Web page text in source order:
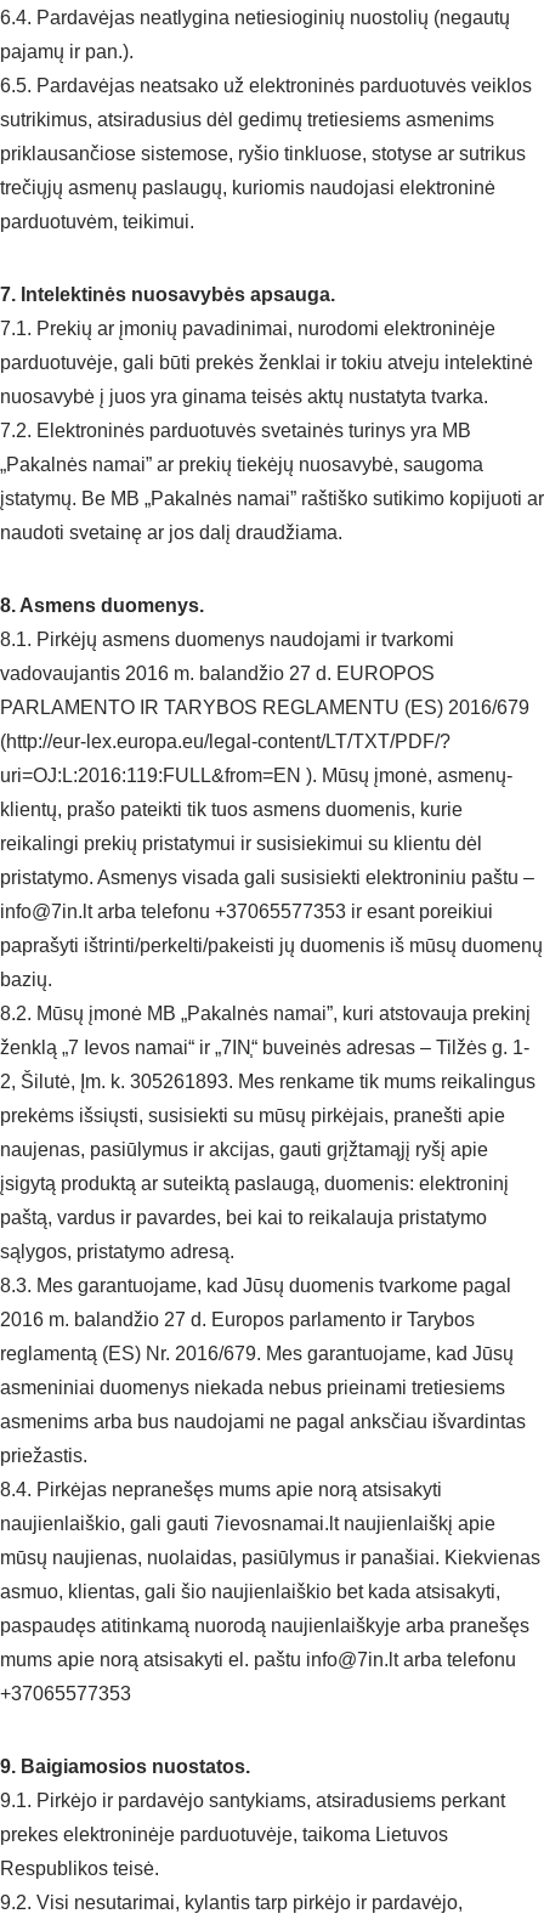
6.4. Pardavėjas neatlygina netiesioginių nuostolių (negautų
pajamų ir pan.).
6.5. Pardavėjas neatsako už elektroninės parduotuvės veiklos
sutrikimus, atsiradusius dėl gedimų tretiesiems asmenims
priklausančiose sistemose, ryšio tinkluose, stotyse ar sutrikus
trečiųjų asmenų paslaugų, kuriomis naudojasi elektroninė
parduotuvėm, teikimui.
7. Intelektinės nuosavybės apsauga.
7.1. Prekių ar įmonių pavadinimai, nurodomi elektroninėje
parduotuvėje, gali būti prekės ženklai ir tokiu atveju intelektinė
nuosavybė į juos yra ginama teisės aktų nustatyta tvarka.
7.2. Elektroninės parduotuvės svetainės turinys yra MB
„Pakalnės namai” ar prekių tiekėjų nuosavybė, saugoma
įstatymų. Be MB „Pakalnės namai” raštiško sutikimo kopijuoti ar
naudoti svetainę ar jos dalį draudžiama.
8. Asmens duomenys.
8.1. Pirkėjų asmens duomenys naudojami ir tvarkomi
vadovaujantis 2016 m. balandžio 27 d. EUROPOS
PARLAMENTO IR TARYBOS REGLAMENTU (ES) 2016/679
(http://eur-lex.europa.eu/legal-content/LT/TXT/PDF/?
uri=OJ:L:2016:119:FULL&from=EN ). Mūsų įmonė, asmenų-
klientų, prašo pateikti tik tuos asmens duomenis, kurie
reikalingi prekių pristatymui ir susisiekimui su klientu dėl
pristatymo. Asmenys visada gali susisiekti elektroniniu paštu –
info@7in.lt arba telefonu +37065577353 ir esant poreikiui
paprašyti ištrinti/perkelti/pakeisti jų duomenis iš mūsų duomenų
bazių.
8.2. Mūsų įmonė MB „Pakalnės namai”, kuri atstovauja prekinį
ženklą „7 Ievos namai“ ir „7IN֧“ buveinės adresas – Tilžės g. 1-
2, Šilutė, Įm. k. 305261893. Mes renkame tik mums reikalingus
prekėms išsiųsti, susisiekti su mūsų pirkėjais, pranešti apie
naujenas, pasiūlymus ir akcijas, gauti grįžtamąjį ryšį apie
įsigytą produktą ar suteiktą paslaugą, duomenis: elektroninį
paštą, vardus ir pavardes, bei kai to reikalauja pristatymo
sąlygos, pristatymo adresą.
8.3. Mes garantuojame, kad Jūsų duomenis tvarkome pagal
2016 m. balandžio 27 d. Europos parlamento ir Tarybos
reglamentą (ES) Nr. 2016/679. Mes garantuojame, kad Jūsų
asmeniniai duomenys niekada nebus prieinami tretiesiems
asmenims arba bus naudojami ne pagal anksčiau išvardintas
priežastis.
8.4. Pirkėjas nepranešęs mums apie norą atsisakyti
naujienlaiškio, gali gauti 7ievosnamai.lt naujienlaiškį apie
mūsų naujienas, nuolaidas, pasiūlymus ir panašiai. Kiekvienas
asmuo, klientas, gali šio naujienlaiškio bet kada atsisakyti,
paspaudęs atitinkamą nuorodą naujienlaiškyje arba pranešęs
mums apie norą atsisakyti el. paštu info@7in.lt arba telefonu
+37065577353
9. Baigiamosios nuostatos.
9.1. Pirkėjo ir pardavėjo santykiams, atsiradusiems perkant
prekes elektroninėje parduotuvėje, taikoma Lietuvos
Respublikos teisė.
9.2. Visi nesutarimai, kylantis tarp pirkėjo ir pardavėjo,